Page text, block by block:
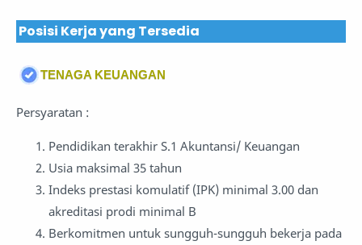
Posisi Kerja yang Tersedia
TENAGA KEUANGAN
Persyaratan :
Pendidikan terakhir S.1 Akuntansi/ Keuangan
Usia maksimal 35 tahun
Indeks prestasi komulatif (IPK) minimal 3.00 dan
akreditasi prodi minimal B
Berkomitmen untuk sungguh-sungguh bekerja pada